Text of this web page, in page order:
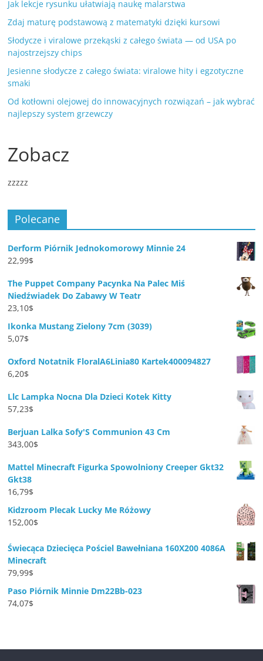
Jak lekcje rysunku ułatwiają naukę malarstwa
Zdaj maturę podstawową z matematyki dzięki kursowi
Słodycze i viralowe przekąski z całego świata — od USA po
najostrzejszy chips
Jesienne słodycze z całego świata: viralowe hity i egzotyczne
smaki
Od kotłowni olejowej do innowacyjnych rozwiązań – jak wybrać
najlepszy system grzewczy
Zobacz
zzzzz
Polecane
Derform Piórnik Jednokomorowy Minnie 24
22,99$
The Puppet Company Pacynka Na Palec Miś
Niedźwiadek Do Zabawy W Teatr
23,10$
Ikonka Mustang Zielony 7cm (3039)
5,07$
Oxford Notatnik FloralA6Linia80 Kartek400094827
6,20$
Llc Lampka Nocna Dla Dzieci Kotek Kitty
57,23$
Berjuan Lalka Sofy'S Communion 43 Cm
343,00$
Mattel Minecraft Figurka Spowolniony Creeper Gkt32
Gkt38
16,79$
Kidzroom Plecak Lucky Me Różowy
152,00$
Świecąca Dziecięca Pościel Bawełniana 160X200 4086A
Minecraft
79,99$
Paso Piórnik Minnie Dm22Bb-023
74,07$